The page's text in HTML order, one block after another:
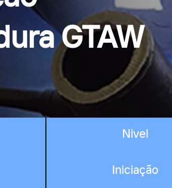
GTAW
Nivel
Iniciação